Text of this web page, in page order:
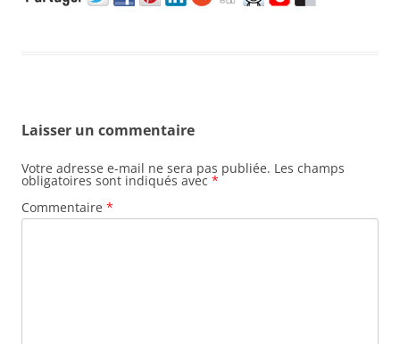
Laisser un commentaire
Votre adresse e-mail ne sera pas publiée. Les champs
obligatoires sont indiqués avec *
Commentaire *